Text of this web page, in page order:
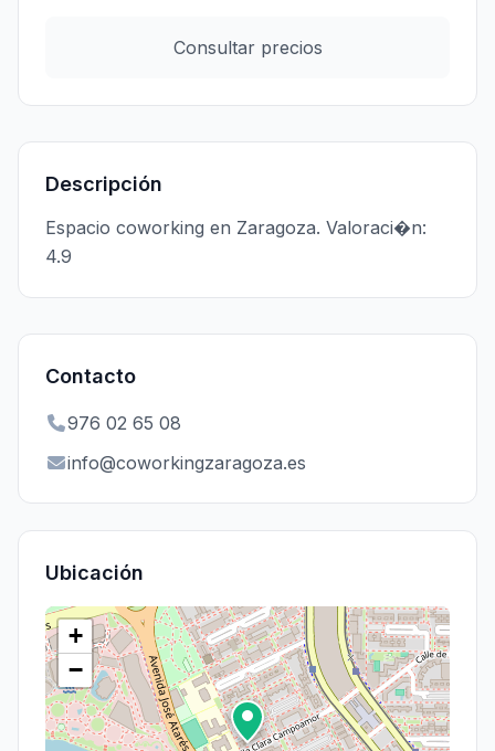
Consultar precios
Descripción
Espacio coworking en Zaragoza. Valoraci�n:
4.9
Contacto
976 02 65 08
info@coworkingzaragoza.es
Ubicación
+
−